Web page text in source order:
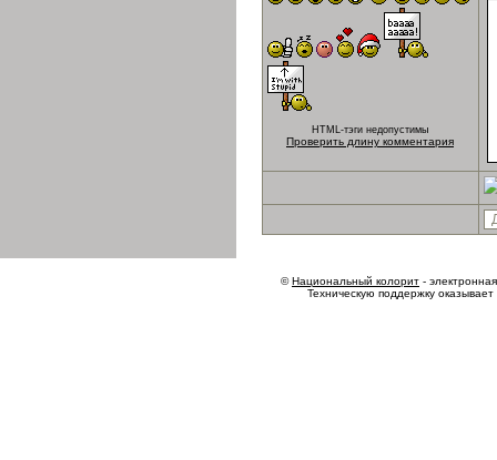
HTML-тэги недопустимы
Проверить длину комментария
©Национальный колорит -
Техническую поддержку